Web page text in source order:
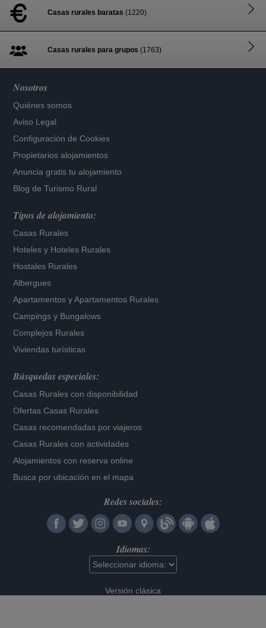
Casas rurales baratas (1220)
Casas rurales para grupos (1763)
Nosotros
Quiénes somos
Aviso Legal
Configuración de Cookies
Propietarios alojamientos
Anuncia gratis tu alojamiento
Blog de Turismo Rural
Tipos de alojamiento:
Casas Rurales
Hoteles y Hoteles Rurales
Hostales Rurales
Albergues
Apartamentos yApartamentos Rurales
Campings y Bungalows
Complejos Rurales
Viviendas turísticas
Búsquedas especiales:
Casas Rurales con disponibilidad
Ofertas Casas Rurales
Casas recomendadas por viajeros
Casas Rurales con actividades
Alojamientos con reserva online
Busca por ubicación en el mapa
Redes sociales:
Idiomas:
Versión clásica